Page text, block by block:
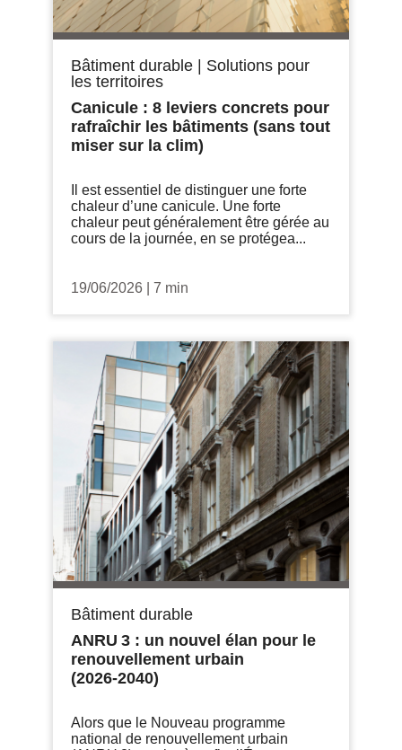
Bâtiment durable
Solutions pour
les territoires
Canicule : 8 leviers concrets pour
rafraîchir les bâtiments (sans tout
miser sur la clim)
Il est essentiel de distinguer une forte
chaleur d’une canicule. Une forte
chaleur peut généralement être gérée au
cours de la journée, en se protégea...
19/06/2026 7 min
Bâtiment durable
ANRU 3 : un nouvel élan pour le
renouvellement urbain
(2026‑2040)
Alors que le Nouveau programme
national de renouvellement urbain